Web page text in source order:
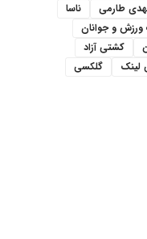
طارمی
ناسا
ورزش و جوانان
کشتی آزاد
لینک
گلکسی